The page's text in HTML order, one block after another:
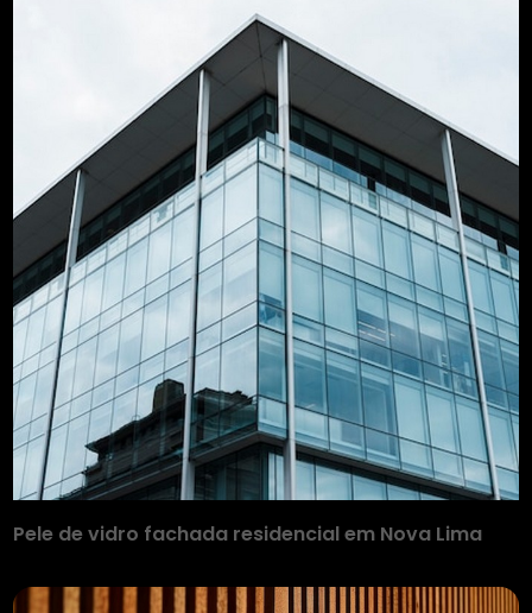
Pele de vidro fachada residencial em Nova Lima